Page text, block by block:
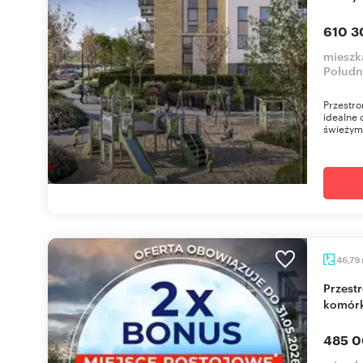
610
idealne
46,79
Przestronne 3-pokojowe mieszkanie z balkonem i
485